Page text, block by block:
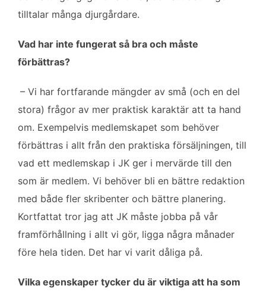
tilltalar många djurgårdare.
Vad har inte fungerat så bra och måste
förbättras?
– Vi har fortfarande mängder av små (och en del
stora) frågor av mer praktisk karaktär att ta hand
om. Exempelvis medlemskapet som behöver
förbättras i allt från den praktiska försäljningen, till
vad ett medlemskap i JK ger i mervärde till den
som är medlem. Vi behöver bli en bättre redaktion
med både fler skribenter och bättre planering.
Kortfattat tror jag att JK måste jobba på vår
framförhållning i allt vi gör, ligga några månader
före hela tiden. Det har vi varit dåliga på.
Vilka egenskaper tycker du är viktiga att ha som